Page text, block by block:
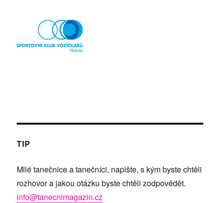
TIP
Milé tanečnice a tanečníci, napište, s kým byste chtěli
rozhovor a jakou otázku byste chtěli zodpovědět.
info@tanecnimagazin.cz